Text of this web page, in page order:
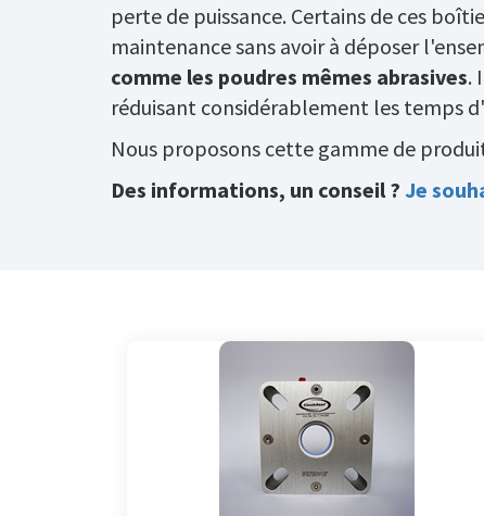
perte de puissance. Certains de ces
maintenance sans avoir à déposer
comme les poudres mêmes abrasives.
réduisant considérablement les temps
Nous proposons cette gamme de
Des informations, un conseil ? Je